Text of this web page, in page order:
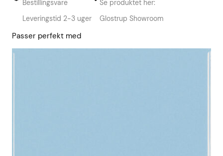
Bestillingsvare
Leveringstid 2-3 uger
Se produktet her:
Glostrup Showroom
Passer perfekt med